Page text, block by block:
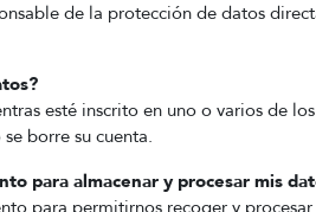
de la protección de datos
esté inscrito en uno o varios de
borre su cuenta.
para almacenar y procesar mis
para permitirnos recoger y